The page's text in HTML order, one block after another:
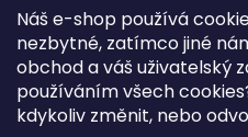
Náš e-shop používá
nezbytné, zatímco jiné
obchod a váš uživatelský
používáním všech
kdykoliv změnit, nebo
Odstoupení od smlouvy
Cookies
Mapa serveru
B2B
Kontakt